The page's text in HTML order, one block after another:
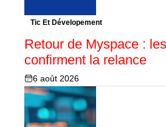
Tic Et Dévelopement
Retour de Myspace :
confirment la relance
6 août 2026